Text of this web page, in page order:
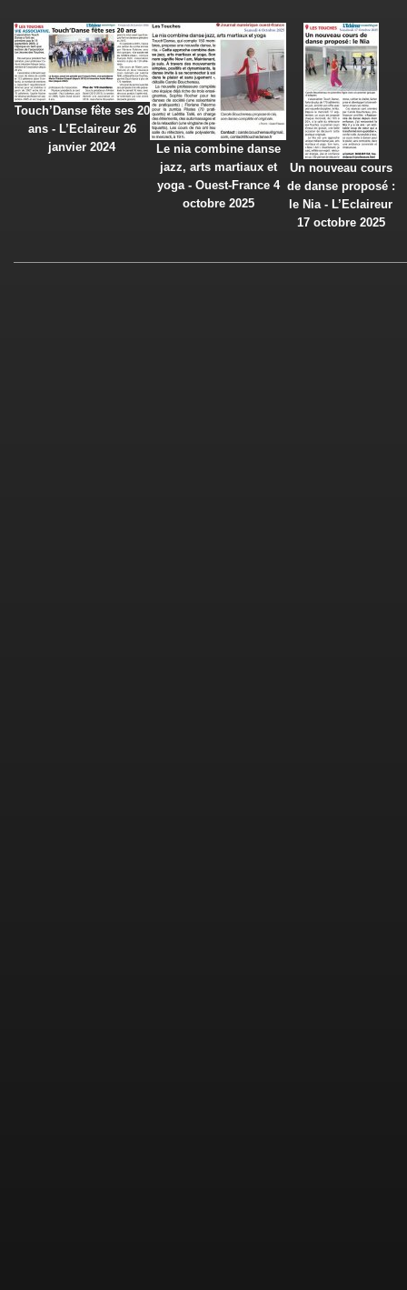
Touch’Danse fête ses 20
ans - L’Eclaireur 26
janvier 2024
Le nia combine danse
jazz, arts martiaux et
yoga - Ouest-France 4
octobre 2025
Un nouveau cours
de danse proposé :
le Nia - L’Eclaireur
17 octobre 2025